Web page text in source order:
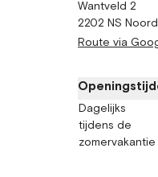
Wantveld 2
2202 NS
Route via
Dagelijks
tijdens de
zomervakantie